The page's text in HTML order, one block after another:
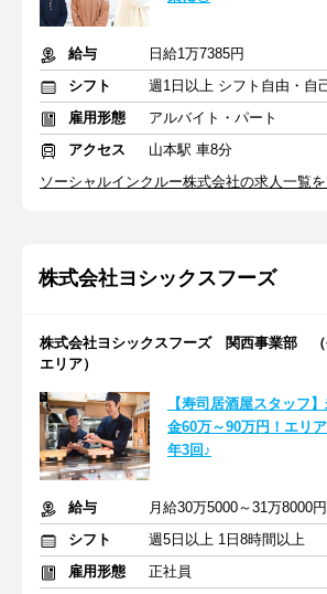
給与
日給1万7385円
シフト
週1日以上 シフト自由・自
雇用形態
アルバイト・パート
アクセス
山本駅 車8分
ソーシャルインクルー株式会社の求人一覧
株式会社ヨシックスフーズ
株式会社ヨシックスフーズ 関西事業部
エリア）
【寿司居酒屋スタッフ
金60万～90万円！エリ
年3回♪
給与
シフト
週5日以上 1日8時間以上
雇用形態
正社員